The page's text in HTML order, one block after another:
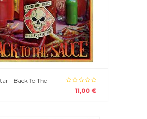
- Back To The
11,00 €